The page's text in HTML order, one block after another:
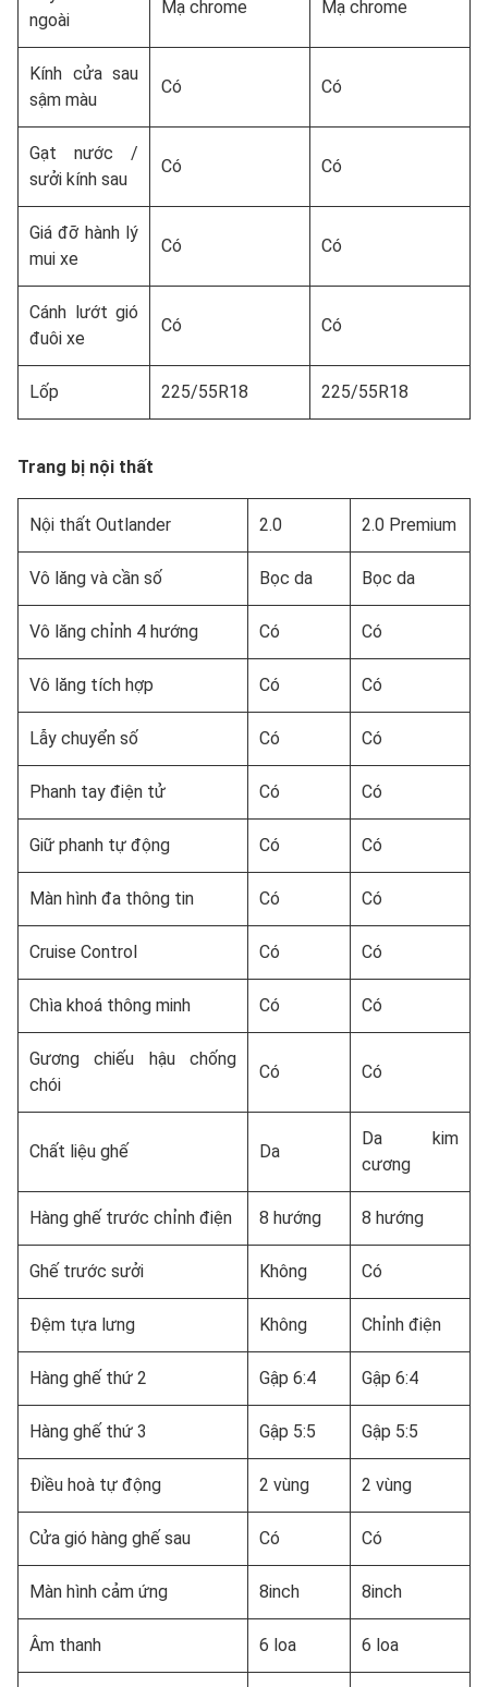
ngoài
Mạ chrome Mạ chrome
Kính cửa sau
sậm màu
Có Có
Gạt nước /
sưởi kính sau
Có Có
Giá đỡ hành lý
mui xe
Có Có
Cánh lướt gió
đuôi xe
Có Có
Lốp 225/55R18 225/55R18
Trang bị nội thất
Nội thất Outlander 2.0 2.0 Premium
Vô lăng và cần số Bọc da Bọc da
Vô lăng chỉnh 4 hướng Có Có
Vô lăng tích hợp Có Có
Lẫy chuyển số Có Có
Phanh tay điện tử Có Có
Giữ phanh tự động Có Có
Màn hình đa thông tin Có Có
Cruise Control Có Có
Chìa khoá thông minh Có Có
Gương chiếu hậu chống
chói
Có Có
Chất liệu ghế Da
Da kim
cương
Hàng ghế trước chỉnh điện 8 hướng 8 hướng
Ghế trước sưởi Không Có
Đệm tựa lưng Không Chỉnh điện
Hàng ghế thứ 2 Gập 6:4 Gập 6:4
Hàng ghế thứ 3 Gập 5:5 Gập 5:5
Điều hoà tự động 2 vùng 2 vùng
Cửa gió hàng ghế sau Có Có
Màn hình cảm ứng 8inch 8inch
Âm thanh 6 loa 6 loa